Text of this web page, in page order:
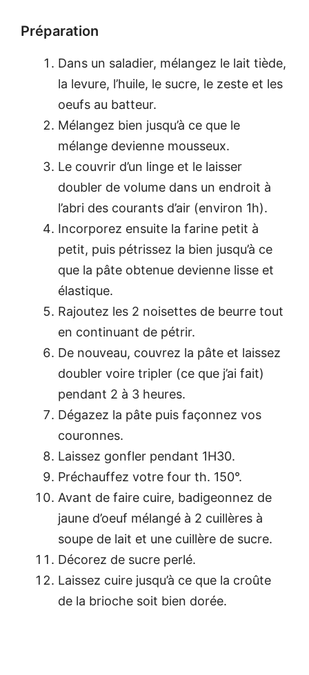
Préparation
Dans un saladier, mélangez le lait tiède,
la levure, l’huile, le sucre, le zeste et les
oeufs au batteur.
Mélangez bien jusqu’à ce que le
mélange devienne mousseux.
Le couvrir d’un linge et le laisser
doubler de volume dans un endroit à
l’abri des courants d’air (environ 1h).
Incorporez ensuite la farine petit à
petit, puis pétrissez la bien jusqu’à ce
que la pâte obtenue devienne lisse et
élastique.
Rajoutez les 2 noisettes de beurre tout
en continuant de pétrir.
De nouveau, couvrez la pâte et laissez
doubler voire tripler (ce que j’ai fait)
pendant 2 à 3 heures.
Dégazez la pâte puis façonnez vos
couronnes.
Laissez gonfler pendant 1H30.
Préchauffez votre four th. 150°.
Avant de faire cuire, badigeonnez de
jaune d’oeuf mélangé à 2 cuillères à
soupe de lait et une cuillère de sucre.
Décorez de sucre perlé.
Laissez cuire jusqu’à ce que la croûte
de la brioche soit bien dorée.